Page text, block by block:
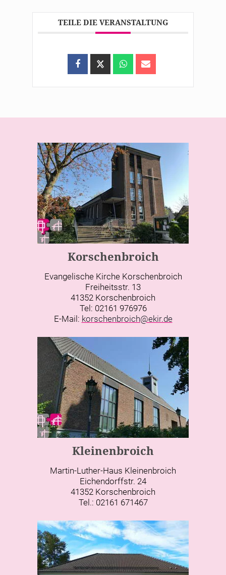
TEILE DIE VERANSTALTUNG
Korschenbroich
Evangelische Kirche Korschenbroich
Freiheitsstr. 13
41352 Korschenbroich
Tel: 02161 976976
E-Mail: korschenbroich@ekir.de
Kleinenbroich
Martin-Luther-Haus Kleinenbroich
Eichendorffstr. 24
41352 Korschenbroich
Tel.: 02161 671467